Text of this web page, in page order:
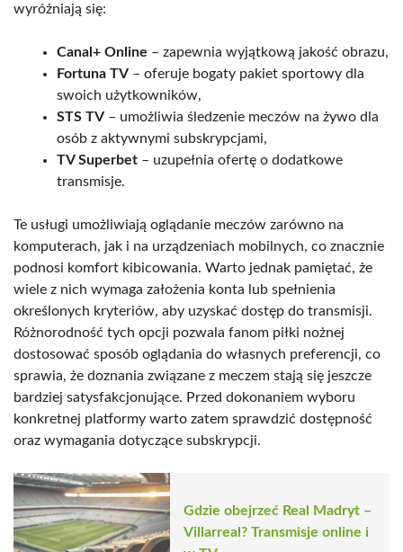
wyróżniają się:
Canal+ Online – zapewnia wyjątkową jakość obrazu,
Fortuna TV – oferuje bogaty pakiet sportowy dla
swoich użytkowników,
STS TV – umożliwia śledzenie meczów na żywo dla
osób z aktywnymi subskrypcjami,
TV Superbet – uzupełnia ofertę o dodatkowe
transmisje.
Te usługi umożliwiają oglądanie meczów zarówno na
komputerach, jak i na urządzeniach mobilnych, co znacznie
podnosi komfort kibicowania. Warto jednak pamiętać, że
wiele z nich wymaga założenia konta lub spełnienia
określonych kryteriów, aby uzyskać dostęp do transmisji.
Różnorodność tych opcji pozwala fanom piłki nożnej
dostosować sposób oglądania do własnych preferencji, co
sprawia, że doznania związane z meczem stają się jeszcze
bardziej satysfakcjonujące. Przed dokonaniem wyboru
konkretnej platformy warto zatem sprawdzić dostępność
oraz wymagania dotyczące subskrypcji.
Gdzie obejrzeć Real Madryt –
Villarreal? Transmisje online i